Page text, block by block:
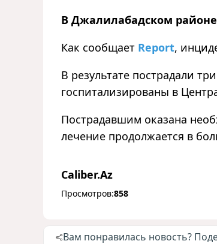
В Джалилабадском
Как сообщает Report,
В результате пострадали
госпитализированы в
Пострадавшим оказана
лечение продолжается в
Caliber.Az
Просмотров:858
Вам понравилась новость?